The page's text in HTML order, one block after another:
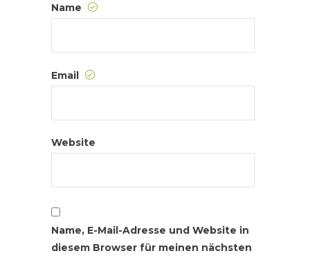
Name
Email
Website
Name, E-Mail-Adresse und Website in
diesem Browser für meinen nächsten